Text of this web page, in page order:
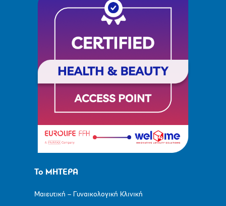
Το ΜΗΤΕΡΑ
Μαιευτική – Γυναικολογική Κλινική